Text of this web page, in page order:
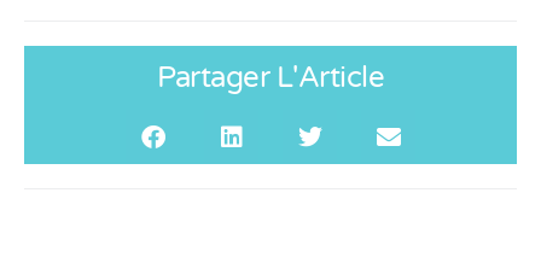
Partager L'Article